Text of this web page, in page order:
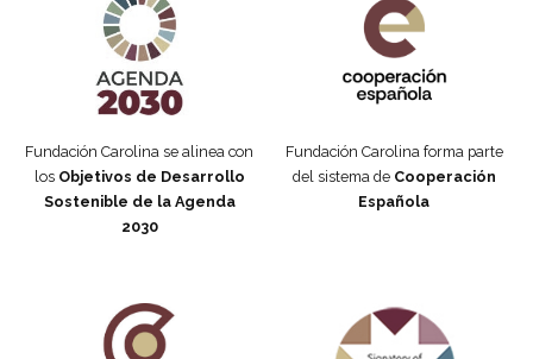
Fundación Carolina se alinea con
los Objetivos de Desarrollo
Sostenible de la Agenda
2030
Fundación Carolina forma parte
del sistema de Cooperación
Española